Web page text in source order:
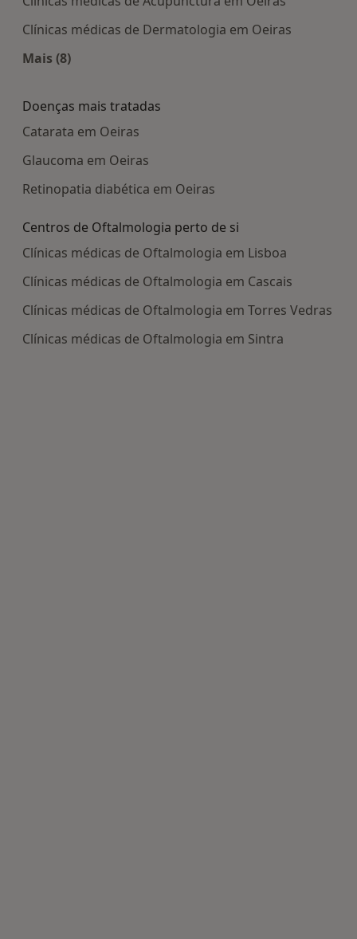
Clínicas médicas de Dermatologia em Oeiras
Mais (8)
Doenças mais tratadas
Catarata em Oeiras
Glaucoma em Oeiras
Retinopatia diabética em Oeiras
Centros de Oftalmologia perto de si
Clínicas médicas de Oftalmologia em Lisboa
Clínicas médicas de Oftalmologia em Cascais
Clínicas médicas de Oftalmologia em Torres Vedras
Clínicas médicas de Oftalmologia em Sintra